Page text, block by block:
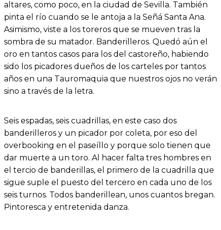
altares, como poco, en la ciudad de Sevilla. También
pinta el río cuando se le antoja a la Señá Santa Ana.
Asimismo, viste a los toreros que se mueven tras la
sombra de su matador. Banderilleros. Quedó aún el
oro en tantos casos para los del castoreño, habiendo
sido los picadores dueños de los carteles por tantos
años en una Tauromaquia que nuestros ojos no verán
sino a través de la letra.
Seis espadas, seis cuadrillas, en este caso dos
banderilleros y un picador por coleta, por eso del
overbooking en el paseíllo y porque solo tienen que
dar muerte a un toro. Al hacer falta tres hombres en
el tercio de banderillas, el primero de la cuadrilla que
sigue suple el puesto del tercero en cada uno de los
seis turnos. Todos banderillean, unos cuantos bregan.
Pintoresca y entretenida danza.